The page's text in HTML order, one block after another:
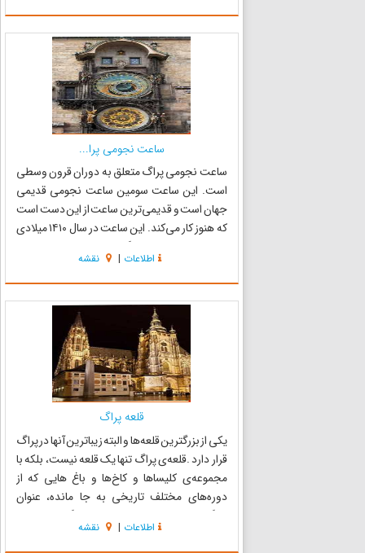
کمر این ساختمان انحنای ش...
ساعت نجومی پرا...
ساعت نجومی پراگ متعلق به دوران قرون وسطی
است. این ساعت سومین ساعت نجومی قدیمی
جهان است و قدیمی‌ترین ساعت از این دست است
که هنوز کار می‌کند. این ساعت در سال ۱۴۱۰ میلادی
دیواره جنوبی تالار شهر اولدتاون در میدان اولدتاون
پراگ نصب شده و دارای عقر...
اطلاعات | نقشه
قلعه پراگ
یکی از بزرگترین قلعه‌ها و البته زیباترین آنها در پراگ
قرار دارد .قلعه‌ی پراگ تنها یک قلعه نیست، بلکه با
مجموعه‌ی کلیساها و کاخ‌ها و باغ هایی که از
دوره‌های مختلف تاریخی به جا مانده، عنوان
بزرگ‌ترین قلعه‌ی تاریخی را در کتاب گینس به خود
اختصاص داده است. منظره این کاخ در شب بسیار
اطلاعات | نقشه